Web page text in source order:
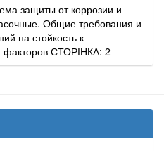
защиты от коррозии и
Общие требования и
на стойкость к
факторов СТОРІНКА: 2